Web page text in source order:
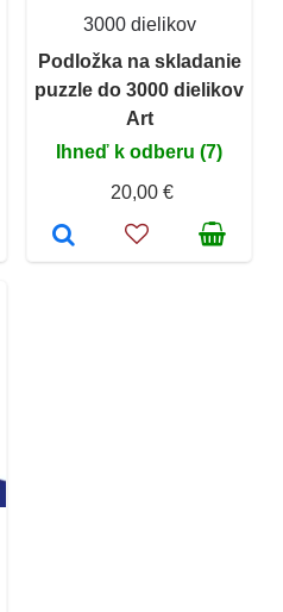
3000 dielikov
Podložka na skladanie
puzzle do 3000 dielikov
Art
Ihneď k odberu (7)
20,00 €